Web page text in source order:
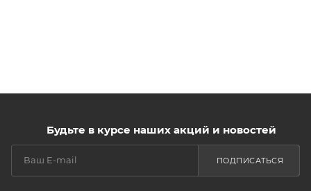
Будьте в курсе наших акций и новостей
ПОДПИСАТЬСЯ